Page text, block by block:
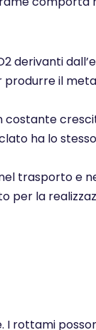
derivanti
il
costante
ha lo
trasporto e
per la
rottami